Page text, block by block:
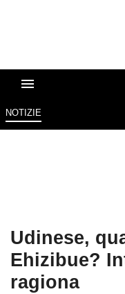
NOTIZIE
Udinese,
Ehizibue?
ragiona